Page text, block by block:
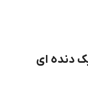
دنده ای